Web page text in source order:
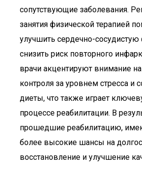
сопутствующие заболевания.
занятия физической терапией
улучшить сердечно-
снизить риск повторного
врачи акцентируют внимание
контроля за уровнем стресса и
диеты, что также играет
процессе реабилитации. В
прошедшие реабилитацию,
более высокие шансы на
восстановление и улучшение